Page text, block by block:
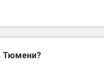
Тюмени?